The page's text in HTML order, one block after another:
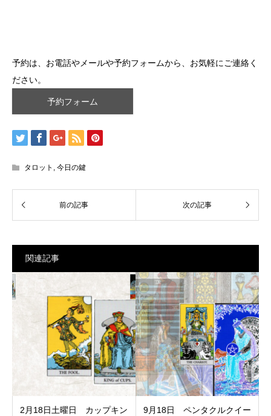
予約は、お電話やメールや予約フォームから、お気軽にご連絡く
ださい。
予約フォーム
タロット , 今日の鍵
関連記事
2月18日土曜日 カップキン 9月18日 ペンタクルクイー